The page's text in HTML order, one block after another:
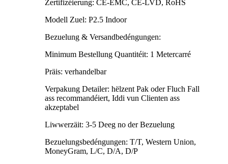
Zertifizéierung: CE-EMC, CE-LVD, RoHS
Modell Zuel: P2.5 Indoor
Bezuelung & Versandbedéngungen:
Minimum Bestellung Quantitéit: 1 Metercarré
Präis: verhandelbar
Verpakung Detailer: hëlzent Pak oder Fluch Fall
ass recommandéiert, Iddi vun Clienten ass
akzeptabel
Liwwerzäit: 3-5 Deeg no der Bezuelung
Bezuelungsbedéngungen: T/T, Western Union,
MoneyGram, L/C, D/A, D/P